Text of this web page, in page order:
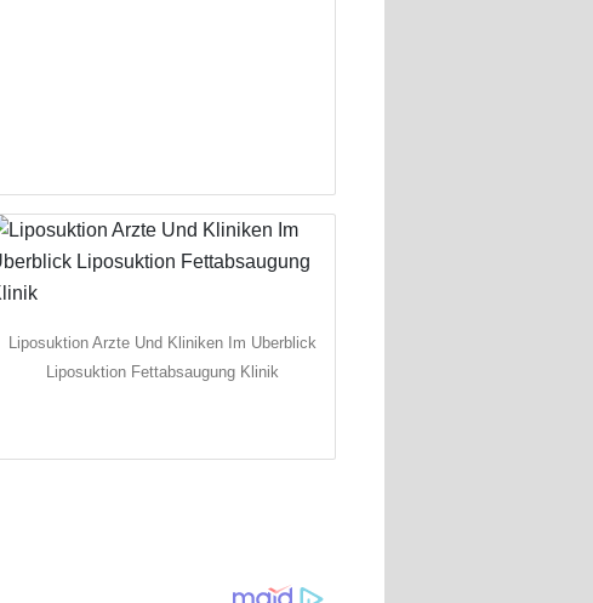
Liposuktion Arzte Und Kliniken Im Uberblick
Liposuktion Fettabsaugung Klinik